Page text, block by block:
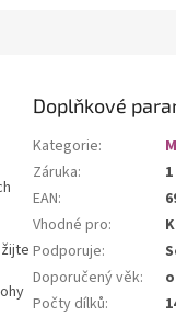
Doplňkové
Kategorie:
Záruka:
1
EAN:
Vhodné pro:
Podporuje:
Doporučený věk:
Počty dílků: